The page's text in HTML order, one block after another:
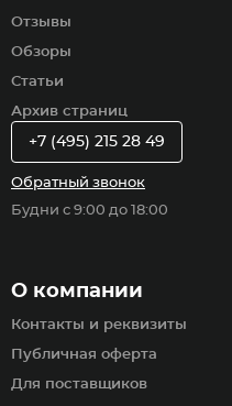
Отзывы
Обзоры
Статьи
Архив страниц
О компании
Контакты и реквизиты
Публичная оферта
Для поставщиков
+7 (495) 215 28 49
Обратный звонок
Будни с 9:00 до 18:00